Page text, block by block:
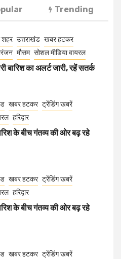
Trending
उत्तराखंड खबर हटकर
मौसम सोशल मीडिया वायरल
बारिश का अलर्ट जारी, रहें सतर्क
खबर हटकर ट्रेंडिंग खबरें
हरिद्वार
के बीच गंतव्य की ओर बढ़ रहे
खबर हटकर ट्रेंडिंग खबरें
हरिद्वार
के बीच गंतव्य की ओर बढ़ रहे
खबर हटकर ट्रेंडिंग खबरें